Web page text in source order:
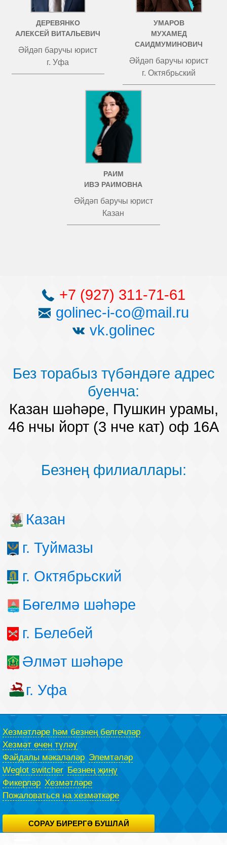
ДЕРЕВЯНКО
АЛЕКСЕЙ ВИТАЛЬЕВИЧ
Әйдәп баручы юрист
г. Уфа
УМАРОВ
МУХАМЕД
САИДМУМИНОВИЧ
Әйдәп баручы юрист
г. Октябрьский
РАИМ
ИВЭ РАИМОВНА
Әйдәп баручы юрист
Казан
+7 (927) 311-71-61
golinec-i-co@mail.ru
vk.golinec
Без торабыз түбәндәге адрес
буенча:
Казан шәһәре, Пушкин урамы,
46 нчы йорт (3 нче кат) оф 16А
Безнең филиаллары:
Казан
г. Туймазы
г. Октябрьский
Бөгелмә шәһәре
г. Белебей
Әлмәт шәһәре
г. Уфа
Хезмәтләре һәм безнең белгечләр
Хезмәт өчен түләү
Файдалы мәкаләләр Элемтәләр
Weglot switcher Безнең җиңү
Фикерләр Хезмәтләре
Пожаловаться на хезмәткәре
СОРАУ БИРЕРГӘ БУШЛАЙ